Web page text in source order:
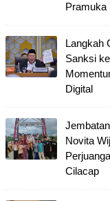
Pramuka
Langkah
Sanksi
Digital
Novita
Cilacap